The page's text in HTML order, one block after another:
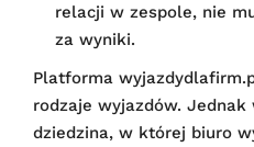
relacji w zespole, nie
za wyniki.
Platforma
rodzaje wyjazdów.
dziedzina, w której biuro